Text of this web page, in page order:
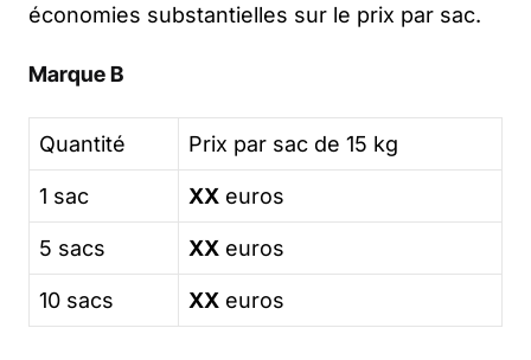
économies substantielles sur le prix par sac.
Marque B
Quantité Prix par sac de 15 kg
1 sac XX euros
5 sacs XX euros
10 sacs XX euros